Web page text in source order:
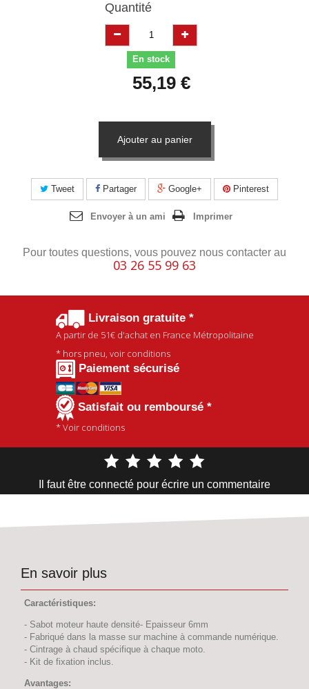
Quantité
En stock
55,19 €
Ajouter au panier
Tweet Partager Google+ Pinterest
Envoyer à un ami Imprimer
Pour toutes questions, vous pouvez nous contacter au
03 26 55 99 63
Livraison gratuite *
A partir de 51€d'achat en France Métropolitaine
* hors pneu, voir conditions
Paiement sécurisé
Satisfait ou remboursé *
* Voir conditions
Il faut être connecté pour écrire un commentaire
En savoir plus
Caractéristiques:
- Sabot moteur haute densité- Epaisseur 6mm
- Fabriqué dans la masse sur machine à commande numérique.
- Cintrage à chaud spécifique à chaque moto.
- Kit de fixation inclus.
Avantages: